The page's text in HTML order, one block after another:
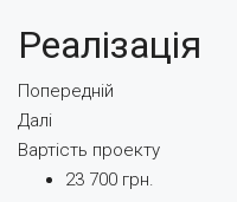
Реалізація
Попередній
Далі
Вартість проекту
23 700 грн.